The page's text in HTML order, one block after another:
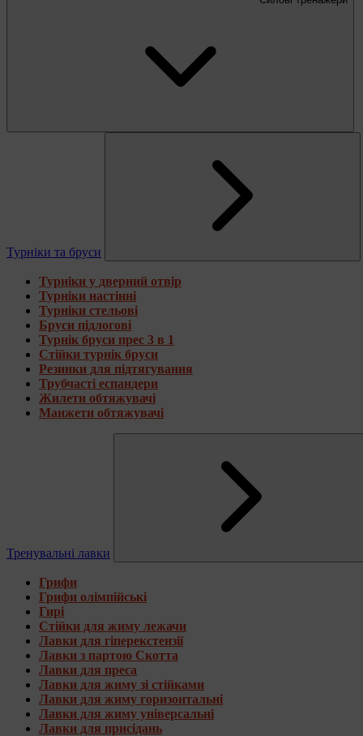
Турніки та бруси
Турніки у дверний отвір
Турніки настінні
Турніки стельові
Бруси підлогові
Турнік бруси прес 3 в 1
Стійки турнік бруси
Резинки для підтягування
Трубчасті еспандери
Жилети обтяжувачі
Манжети обтяжувачі
Тренувальні лавки
Грифи
Грифи олімпійські
Гирі
Стійки для жиму лежачи
Лавки для гіперекстензії
Лавки з партою Скотта
Лавки для преса
Лавки для жиму зі стійками
Лавки для жиму горизонтальні
Лавки для жиму універсальні
Лавки для присідань